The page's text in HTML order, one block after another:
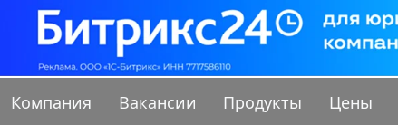
Компания Вакансии Продукты Цены